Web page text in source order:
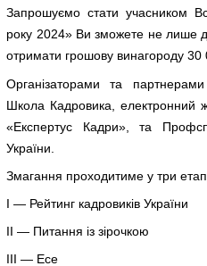
Запрошуємо стати учасником
року 2024» Ви зможете не лише
отримати грошову винагороду 30
Організаторами та
Школа Кадровика, електронний
«Експертус Кадри», та
України.
Змагання проходитиме у три
І — Рейтинг кадровиків України
ІІ — Питання із зірочкою
ІІІ — Есе